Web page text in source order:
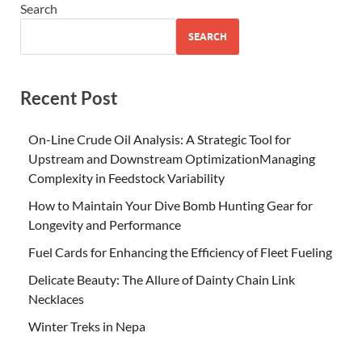
Search
SEARCH
Recent Post
On-Line Crude Oil Analysis: A Strategic Tool for
Upstream and Downstream OptimizationManaging
Complexity in Feedstock Variability
How to Maintain Your Dive Bomb Hunting Gear for
Longevity and Performance
Fuel Cards for Enhancing the Efficiency of Fleet Fueling
Delicate Beauty: The Allure of Dainty Chain Link
Necklaces
Winter Treks in Nepa